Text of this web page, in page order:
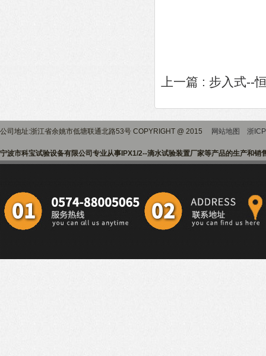
上一篇 : 步入式--
公司地址:浙江省余姚市低塘联通北路53号 COPYRIGHT @ 2015 网站地图 浙
宁波市科宝试验设备有限公司专业从事IPX1/2--滴水试验装置厂家等产品的生产和销